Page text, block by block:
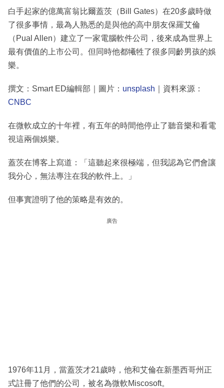
白手起家的億萬富翁比爾蓋茨（Bill Gates）在20多歲時做
了很多事情，最為人熟悉的是與他的高中朋友保羅艾倫
（Pual Allen）建立了一家電腦軟件公司，後來成為世界上
最有價值的上市公司。但同時他都犧牲了很多同齡男孩的娛
樂。
撰文：Smart ED編輯部｜圖片： unsplash ｜資料來源：
CNBC
在微軟成立的十年裡，有五年的時間他停止了聽音樂和看電
視這兩個娛樂。
蓋茨在博客上寫道：「這聽起來很極端，但我認為它們會讓
我分心，無法專注在我的軟件上。」
但事實證明了他的策略是有效的。
廣告
1976年11月，當蓋茨才21歲時，他和艾倫在新墨西哥州正
式註冊了他們的公司，被名為微軟Miscosoft。